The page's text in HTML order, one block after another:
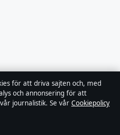
för att driva sajten och, med
och annonsering för att
journalistik. Se vår Cookiepolicy